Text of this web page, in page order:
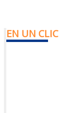
EN UN CLIC